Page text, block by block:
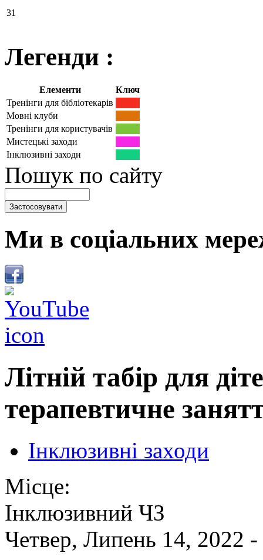
31
Легенди :
Елементи
Ключ
Тренінги для бібліотекарів
Мовні клуби
Тренінги для користувачів
Мистецькі заходи
Інклюзивні заходи
Пошук по сайту
Ми в соціальних
Літній табір для
терапевтичне
Інклюзивні заходи
Місце:
Інклюзивний ЧЗ
Четвер, Липень 14, 2022 -